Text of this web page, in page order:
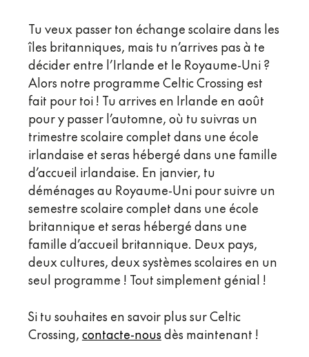
Tu veux passer ton échange scolaire dans les
îles britanniques, mais tu n’arrives pas à te
décider entre l’Irlande et le Royaume-Uni ?
Alors notre programme Celtic Crossing est
fait pour toi ! Tu arrives en Irlande en août
pour y passer l’automne, où tu suivras un
trimestre scolaire complet dans une école
irlandaise et seras hébergé dans une famille
d’accueil irlandaise. En janvier, tu
déménages au Royaume-Uni pour suivre un
semestre scolaire complet dans une école
britannique et seras hébergé dans une
famille d’accueil britannique. Deux pays,
deux cultures, deux systèmes scolaires en un
seul programme ! Tout simplement génial !
Si tu souhaites en savoir plus sur Celtic
Crossing, contacte-nous dès maintenant !